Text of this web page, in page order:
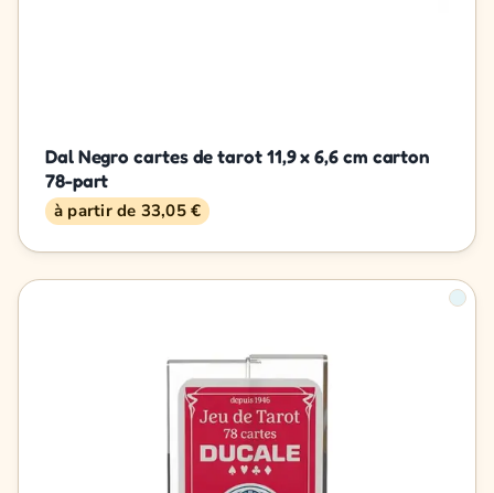
Dal Negro cartes de tarot 11,9 x 6,6 cm carton
78-part
à partir de 33,05 €